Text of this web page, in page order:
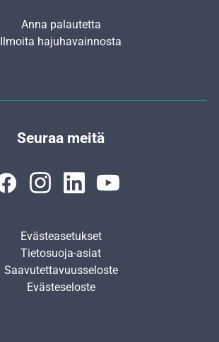
Anna palautetta
Ilmoita hajuhavainnosta
Seuraa meitä
Evästeasetukset
Tietosuoja-asiat
Saavutettavuusseloste
Evästeseloste